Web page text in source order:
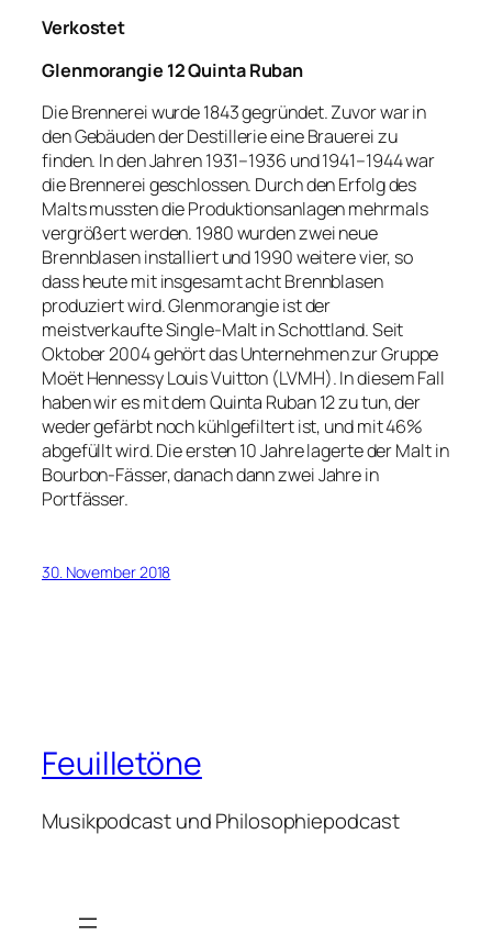
Verkostet
Glenmorangie 12 Quinta Ruban
Die Brennerei wurde 1843 gegründet. Zuvor war in
den Gebäuden der Destillerie eine Brauerei zu
finden. In den Jahren 1931–1936 und 1941–1944 war
die Brennerei geschlossen. Durch den Erfolg des
Malts mussten die Produktionsanlagen mehrmals
vergrößert werden. 1980 wurden zwei neue
Brennblasen installiert und 1990 weitere vier, so
dass heute mit insgesamt acht Brennblasen
produziert wird. Glenmorangie ist der
meistverkaufte Single-Malt in Schottland. Seit
Oktober 2004 gehört das Unternehmen zur Gruppe
Moët Hennessy Louis Vuitton (LVMH). In diesem Fall
haben wir es mit dem Quinta Ruban 12 zu tun, der
weder gefärbt noch kühlgefiltert ist, und mit 46%
abgefüllt wird. Die ersten 10 Jahre lagerte der Malt in
Bourbon-Fässer, danach dann zwei Jahre in
Portfässer.
30. November 2018
Feuilletöne
Musikpodcast und Philosophiepodcast